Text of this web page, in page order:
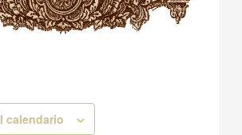
calendario